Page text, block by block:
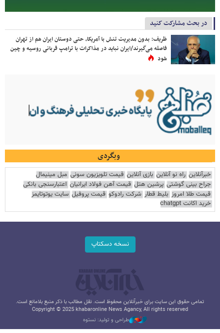
در بحث مشارکت کنید
ظریف: بدون مدیریت تنش با آمریکا، حتی دوستان ایران هم از تهران
فاصله می‌گیرند/ایران نباید در مذاکرات با ترامپ قربانی روسیه و چین
شود
وبگردی
خبرآنلاین راه نو آنلاین بازی آنلاین قیمت تلویزیون سونی مبل مینیمال
جراح بینی گوشتی پرشین هتل قیمت آهن فولاد ایرانیان اعتبارسنجی بانکی
قیمت طلا امروز بلیط قطار شرکت رادوکو قیمت پروفیل سایت یوتوتایمز
خرید اکانت chatgpt
نسخه دسکتاپ
تمامی حقوق این سایت برای خبرآنلاین محفوظ است. نقل مطالب با ذکر منبع بلامانع است.
Copyright © 2025 khabaronline News Agancy, All rights reserved
طراحی و تولید: نستوه